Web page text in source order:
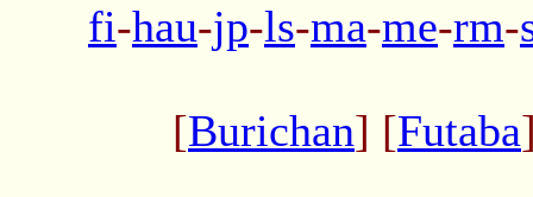
fi-hau-jp-ls-ma-me-rm-
[Burichan] [Futaba